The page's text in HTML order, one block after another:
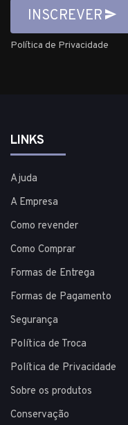
INSCREVER
Política de Privacidade
LINKS
Ajuda
A Empresa
Como revender
Como Comprar
Formas de Entrega
Formas de Pagamento
Segurança
Política de Troca
Política de Privacidade
Sobre os produtos
Conservação